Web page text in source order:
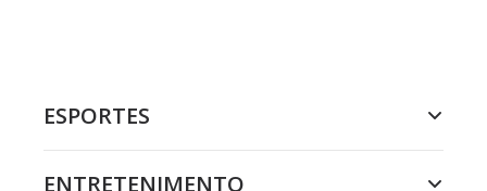
ESPORTES
ENTRETENIMENTO